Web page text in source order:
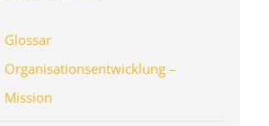
Glossar
Organisationsentwicklung –
Mission